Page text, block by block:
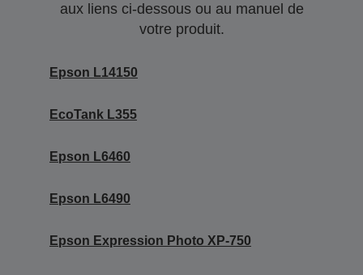
aux liens ci-dessous ou au manuel de
votre produit.
Epson L14150
EcoTank L355
Epson L6460
Epson L6490
Epson Expression Photo XP-750